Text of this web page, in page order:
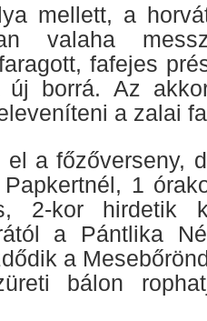
mellett, a
valaha
fafejes
új borrá. Az
a zalai
el a főzőverseny,
1
2-kor hirdetik
a Pántlika
a
bálon